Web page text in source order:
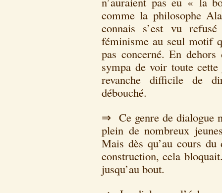
comme la philosophe
connais s’est vu
féminisme au seul motif
pas concerné. En dehors
sympa de voir toute cette
revanche difficile de
débouché.
⇒ Ce genre de dialogue
plein de nombreux
Mais dès qu’au cours
construction, cela
jusqu’au bout.